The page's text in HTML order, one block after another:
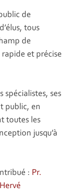
de
tous
de
et précise
spécialistes, ses
public, en
toutes les
jusqu’à
: Pr.